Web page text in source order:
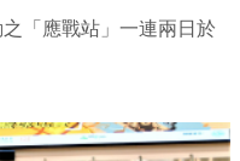
「應戰站」一連兩日於